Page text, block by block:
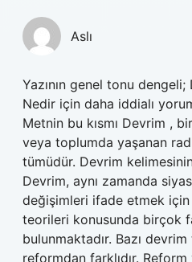
Aslı
Yazının genel tonu
Nedir için daha iddialı
Metnin bu kısmı Devrim ,
veya toplumda yaşanan
tümüdür. Devrim
Devrim, aynı zamanda
değişimleri ifade etmek için
teorileri konusunda birçok
bulunmaktadır. Bazı
reformdan farklıdır.